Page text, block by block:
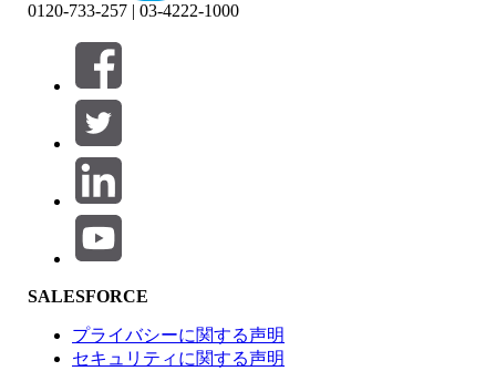
絞り込み条件 (0)
絞り込み条件を選択
製品エリア
機能の影響
0120-733-257 | 03-4222-1000
SALESFORCE
プライバシーに関する声明
セキュリティに関する声明